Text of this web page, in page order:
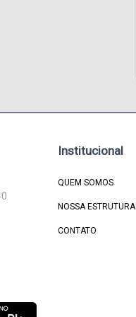
Institucional
QUEM SOMOS
NOSSA ESTRUTURA
CONTATO